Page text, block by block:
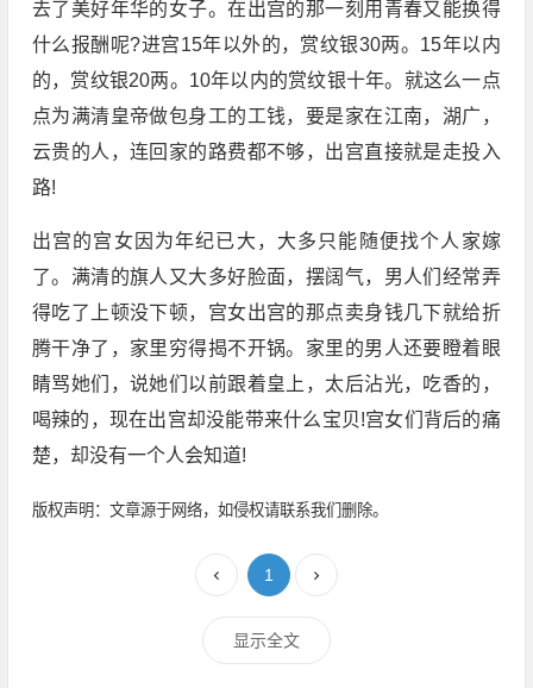
去了美好年华的女子。在出宫的那一刻用青春又能换得
什么报酬呢?进宫15年以外的，赏纹银30两。15年以内
的，赏纹银20两。10年以内的赏纹银十年。就这么一点
点为满清皇帝做包身工的工钱，要是家在江南，湖广，
云贵的人，连回家的路费都不够，出宫直接就是走投入
路!
出宫的宫女因为年纪已大，大多只能随便找个人家嫁
了。满清的旗人又大多好脸面，摆阔气，男人们经常弄
得吃了上顿没下顿，宫女出宫的那点卖身钱几下就给折
腾干净了，家里穷得揭不开锅。家里的男人还要瞪着眼
睛骂她们，说她们以前跟着皇上，太后沾光，吃香的，
喝辣的，现在出宫却没能带来什么宝贝!宫女们背后的痛
楚，却没有一个人会知道!
版权声明：文章源于网络，如侵权请联系我们删除。
1
显示全文